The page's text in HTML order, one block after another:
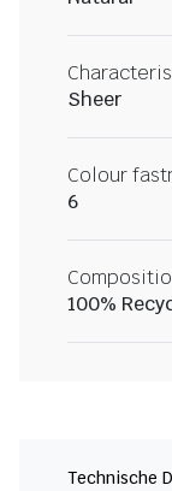
Sheer
Colour
6
100%
Technische